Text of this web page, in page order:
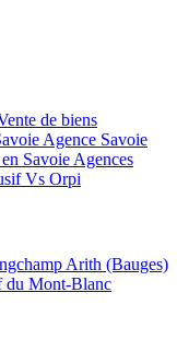
de biens
Agence Savoie
Savoie Agences
Vs Orpi
Arith (Bauges)
du Mont-Blanc